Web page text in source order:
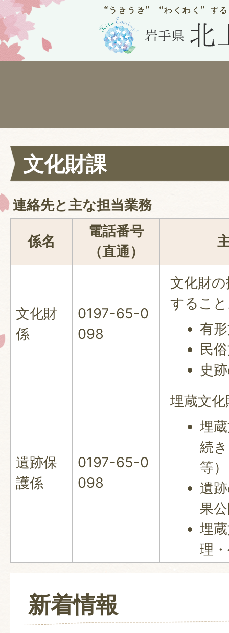
文化財課
連絡先と主な担当業務
係名
電話番号
（直通）
文化財
係
0197-65-0
098
文化財
するこ
有
民
史
遺跡保
護係
0197-65-0
098
埋蔵文
埋
続
等）
遺
果
埋
理
新着情報